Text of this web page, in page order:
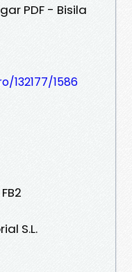
PDF - Bisila
132177/1586
S.L.